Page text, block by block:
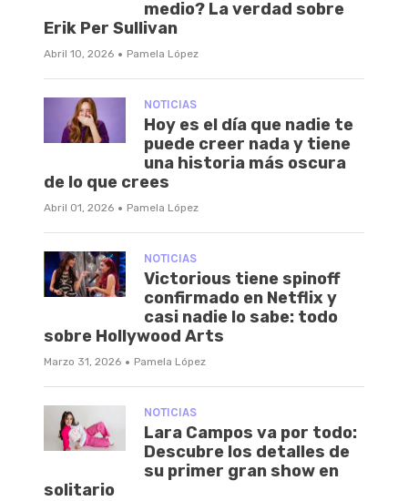
medio? La verdad sobre
Erik Per Sullivan
Abril 10, 2026 · Pamela López
NOTICIAS
Hoy es el día que nadie te
puede creer nada y tiene
una historia más oscura
de lo que crees
Abril 01, 2026 · Pamela López
NOTICIAS
Victorious tiene spinoff
confirmado en Netflix y
casi nadie lo sabe: todo
sobre Hollywood Arts
Marzo 31, 2026 · Pamela López
NOTICIAS
Lara Campos va por todo:
Descubre los detalles de
su primer gran show en
solitario